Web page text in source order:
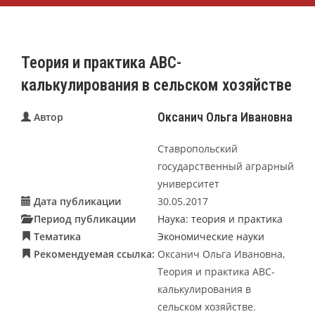
Теория и практика АВС-
калькулирования в сельском хозяйстве
Автор Оксанич Ольга Ивановна
Ставропольский
государственный аграрный
университет
Дата публикации
30.05.2017
Период публикации
Наука: теория и практика
Тематика
Экономические науки
Рекомендуемая ссылка: Оксанич Ольга Ивановна,
Теория и практика АВС-
калькулирования в
сельском хозяйстве.